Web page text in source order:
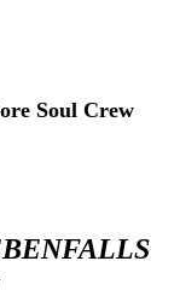
Soul Crew